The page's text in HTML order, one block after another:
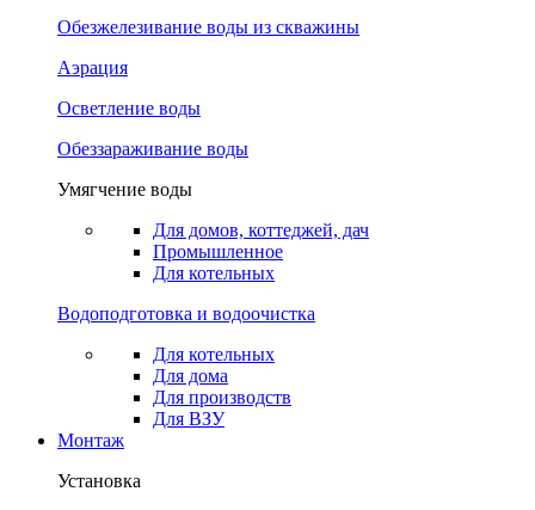
Обезжелезивание воды из скважины
Аэрация
Осветление воды
Обеззараживание воды
Умягчение воды
Для домов, коттеджей, дач
Промышленное
Для котельных
Водоподготовка и водоочистка
Для котельных
Для дома
Для производств
Для ВЗУ
Монтаж
Установка